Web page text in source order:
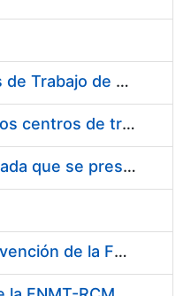
Suministro de Protectores Auditivos a medida para las personas trabajadoras de los Centros de Trabajo de Madrid y Burgos
Suministro de gafas graduadas antiproyecciones para los trabajadores de la FNMT-RCM en los centros de trabajo de Madrid y Burgos
Servicios de una empresa externa para el asesoramiento y resolución de los recursos de alzada que se presentan relacionados con procesos de selección para la FNMT-RCM
Servicio de Calibración y Verificación Externa de los Equipos de Medición del Servicio de Prevención de la FNMT-RCM